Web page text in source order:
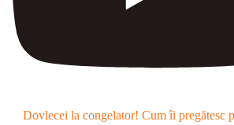
Dovlecei la congelator! Cum îi pregătesc